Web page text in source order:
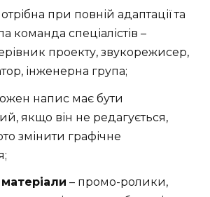
при повній адаптації та
команда спеціалістів –
проекту, звукорежисер,
інженерна група;
напис має бути
якщо він не редагується,
змінити графічне
– промо-ролики,